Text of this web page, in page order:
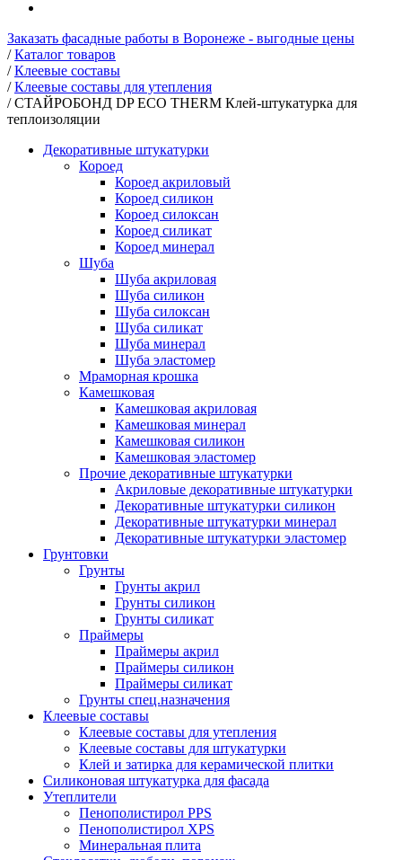
Заказать фасадные работы в Воронеже - выгодные цены
/ Каталог товаров
/ Клеевые составы
/ Клеевые составы для утепления
/ СТАЙРОБОНД DP ECO THERM Клей-штукатурка для
теплоизоляции
Декоративные штукатурки
Короед
Короед акриловый
Короед силикон
Короед силоксан
Короед силикат
Короед минерал
Шуба
Шуба акриловая
Шуба силикон
Шуба силоксан
Шуба силикат
Шуба минерал
Шуба эластомер
Мраморная крошка
Камешковая
Камешковая акриловая
Камешковая минерал
Камешковая силикон
Камешковая эластомер
Прочие декоративные штукатурки
Акриловые декоративные штукатурки
Декоративные штукатурки силикон
Декоративные штукатурки минерал
Декоративные штукатурки эластомер
Грунтовки
Грунты
Грунты акрил
Грунты силикон
Грунты силикат
Праймеры
Праймеры акрил
Праймеры силикон
Праймеры силикат
Грунты спец.назначения
Клеевые составы
Клеевые составы для утепления
Клеевые составы для штукатурки
Клей и затирка для керамической плитки
Силиконовая штукатурка для фасада
Утеплители
Пенополистирол PPS
Пенополистирол XPS
Минеральная плита